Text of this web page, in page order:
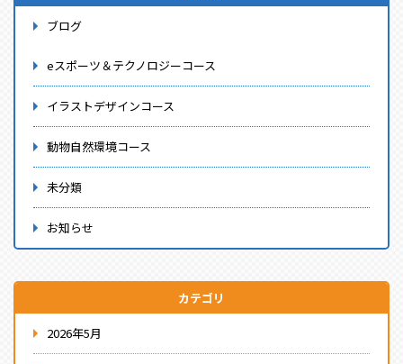
ブログ
eスポーツ＆テクノロジーコース
イラストデザインコース
動物自然環境コース
未分類
お知らせ
カテゴリ
2026年5月